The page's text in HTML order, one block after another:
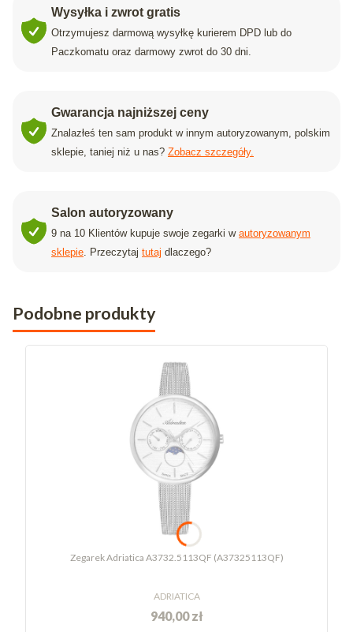
Wysyłka i zwrot gratis
Otrzymujesz darmową wysyłkę kurierem DPD lub do
Paczkomatu oraz darmowy zwrot do 30 dni.
Gwarancja najniższej ceny
Znalazłeś ten sam produkt w innym autoryzowanym, polskim
sklepie, taniej niż u nas? Zobacz szczegóły.
Salon autoryzowany
9 na 10 Klientów kupuje swoje zegarki w autoryzowanym
sklepie. Przeczytaj tutaj dlaczego?
Podobne produkty
Zegarek Adriatica A3732.5113QF (A37325113QF)
ADRIATICA
940,00 zł